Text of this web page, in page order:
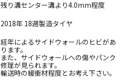
残り溝センター溝より4.0mm程度
2018年 18週製造タイヤ
経年によるサイドウォールのヒビがあ
ります。
また、サイドウォールへの傷やパンク
修理が見られます。
輸送時の緩衝材程度とお考え下さい。